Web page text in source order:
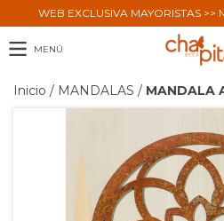
WEB EXCLUSIVA MAYORISTAS
MENÚ
Inicio / MANDALAS / MANDALA